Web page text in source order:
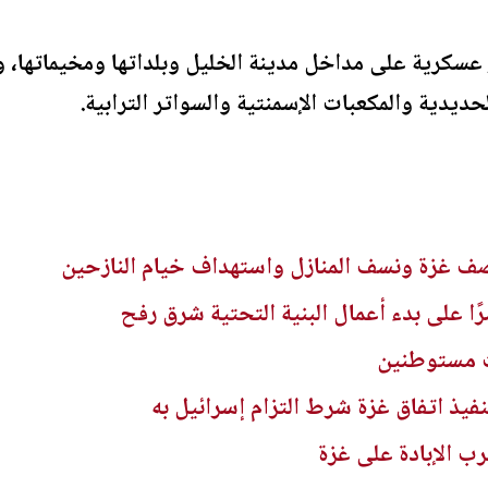
على مداخل مدينة الخليل وبلداتها
والمكعبات الإسمنتية والسواتر الترابية.
ونسف المنازل واستهداف خيام النازحين
على بدء أعمال البنية التحتية شرق رفح
مستوطنين
اتفاق غزة شرط التزام إسرائيل به